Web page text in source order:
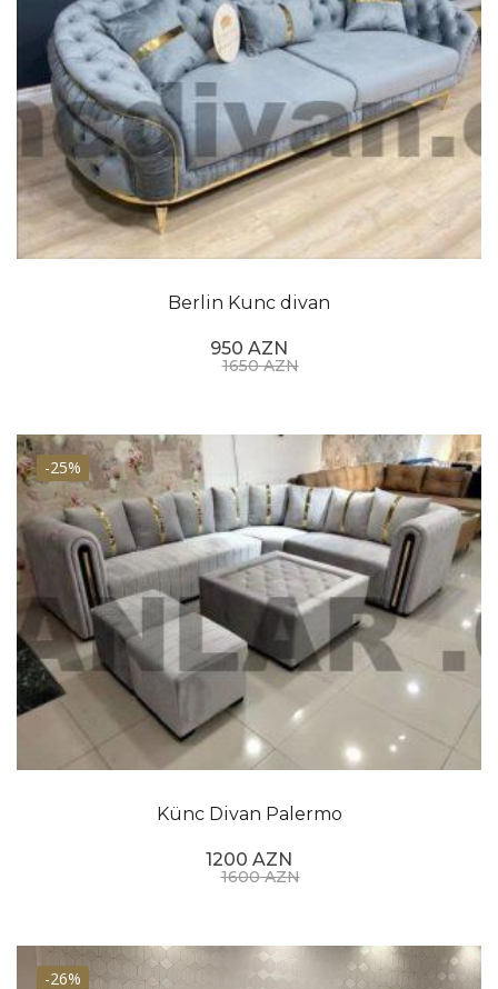
Berlin Kunc divan
950 AZN
1650 AZN
-25%
Künc Divan Palermo
1200 AZN
1600 AZN
-26%